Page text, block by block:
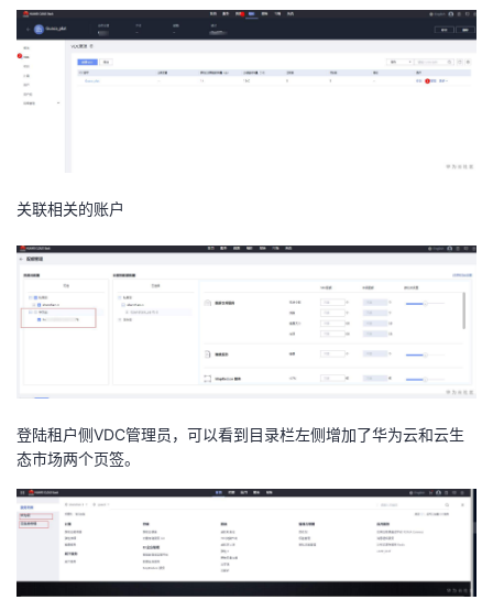
关联相关的账户
登陆租户侧VDC管理员，可以看到目录栏左侧增加了华为云和云生
态市场两个页签。